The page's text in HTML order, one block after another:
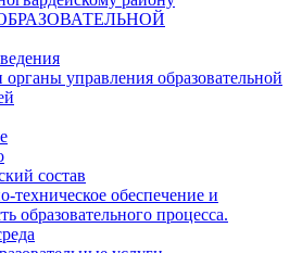
органы управления образовательной
состав
техническое обеспечение и
образовательного процесса.